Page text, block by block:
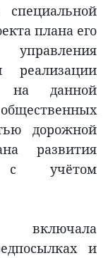
плана его
на данной
дорожной
развития
с учётом
включала
и